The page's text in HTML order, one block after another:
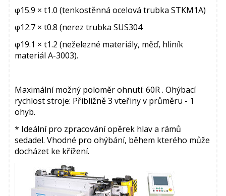
φ15.9 × t1.0 (tenkostěnná ocelová trubka STKM1A)
φ12.7 × t0.8 (nerez trubka SUS304
φ19.1 × t1.2 (neželezné materiály, měď, hliník
materiál A-3003).
Maximální možný poloměr ohnutí: 60R . Ohýbací
rychlost stroje: Přibližně 3 vteřiny v průměru - 1
ohyb.
* Ideální pro zpracování opěrek hlav a rámů
sedadel. Vhodné pro ohýbání, během kterého může
docházet ke křížení.